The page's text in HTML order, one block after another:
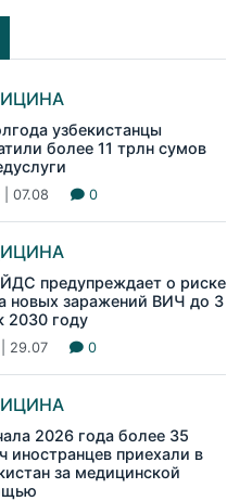
узбекистанцы
более 11 трлн сумов
07.08 0
предупреждает о риске
новых заражений ВИЧ до 3
2030 году
29.07 0
2026 года более 35
иностранцев приехали в
за медицинской